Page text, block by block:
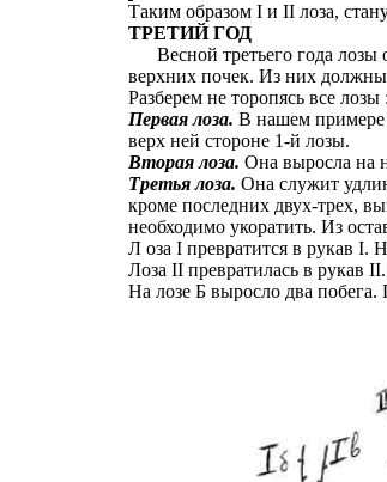
Таким образом I и II лоза,
ТРЕТИЙ ГОД
Весной третьего года лозы
верхних почек. Из них
Разберем не торопясь все лозы :
Первая лоза. В нашем примере
верх ней стороне 1-й лозы.
Вторая лоза. Она выросла на
Третья лоза. Она служит
кроме последних двух-трех,
необходимо укоратить. Из
Л оза I превратится в рукав I.
Лоза II превратилась в рукав
На лозе Б выросло два